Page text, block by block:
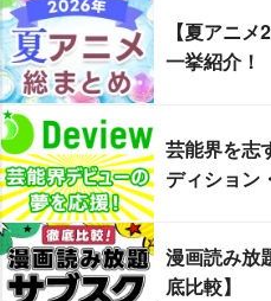
【夏アニ
一挙紹介！
芸能界を
ディション
漫画読み放
底比較】